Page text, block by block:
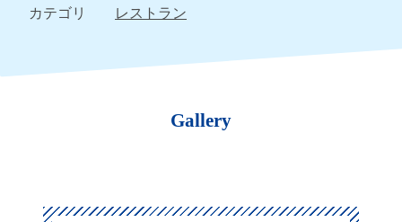
カテゴリ
レストラン
Gallery